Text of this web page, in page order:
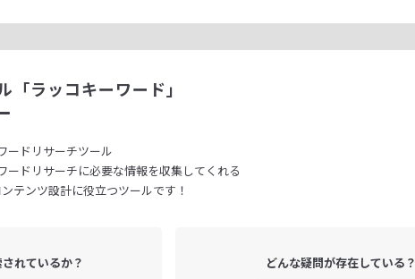
「ラッコキーワード」
ードリサーチツール
ードリサーチに必要な情報を収集してくれる
ンテンツ設計に役立つツールです！
れているか？ どんな疑問が存在している？